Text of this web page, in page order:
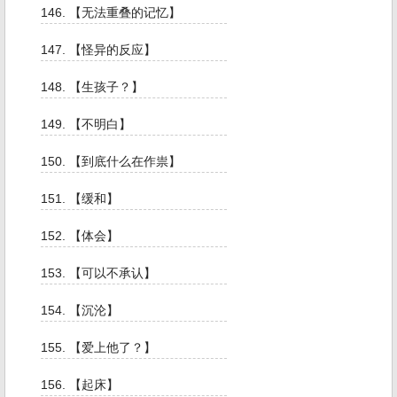
146. 【无法重叠的记忆】
147. 【怪异的反应】
148. 【生孩子？】
149. 【不明白】
150. 【到底什么在作祟】
151. 【缓和】
152. 【体会】
153. 【可以不承认】
154. 【沉沦】
155. 【爱上他了？】
156. 【起床】